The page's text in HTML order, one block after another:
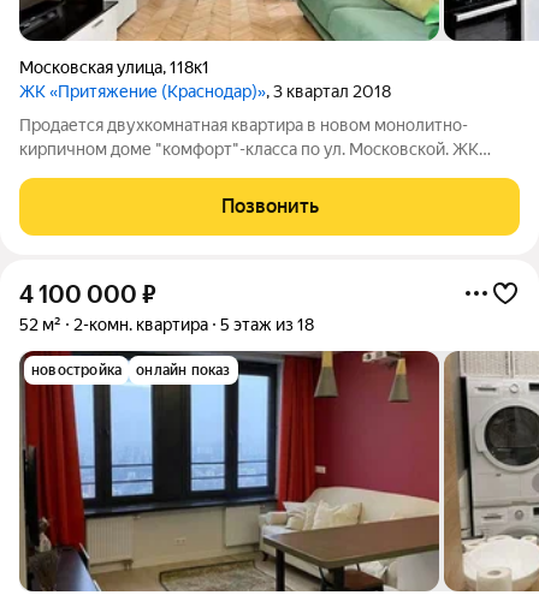
Московская улица,118к1
ЖК «Притяжение (Краснодар)», 3 квартал 2018
Продается двухкомнатная квартира в новом монолитно-
кирпичном доме "комфорт"-класса по ул. Московской. ЖК
жилой дом, собственная инфраструктура которого включает в
себя подземную и наземную
Позвонить
4 100 000 ₽
52 м² 2-комн. квартира 5 этаж из 18
новостройка онлайн показ